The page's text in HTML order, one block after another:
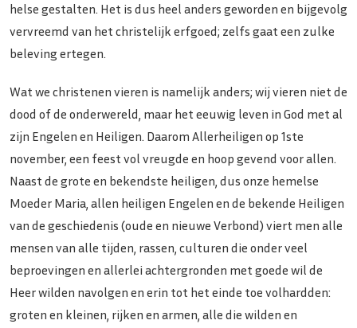
helse gestalten. Het is dus heel anders geworden en bijgevolg
vervreemd van het christelijk erfgoed; zelfs gaat een zulke
beleving ertegen.
Wat we christenen vieren is namelijk anders; wij vieren niet de
dood of de onderwereld, maar het eeuwig leven in God met al
zijn Engelen en Heiligen. Daarom Allerheiligen op 1ste
november, een feest vol vreugde en hoop gevend voor allen.
Naast de grote en bekendste heiligen, dus onze hemelse
Moeder Maria, allen heiligen Engelen en de bekende Heiligen
van de geschiedenis (oude en nieuwe Verbond) viert men alle
mensen van alle tijden, rassen, culturen die onder veel
beproevingen en allerlei achtergronden met goede wil de
Heer wilden navolgen en erin tot het einde toe volhardden:
groten en kleinen, rijken en armen, alle die wilden en